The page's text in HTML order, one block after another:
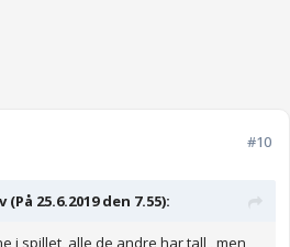
#10
25.6.2019 den 7.55):
i spillet, alle de andre har tall , men